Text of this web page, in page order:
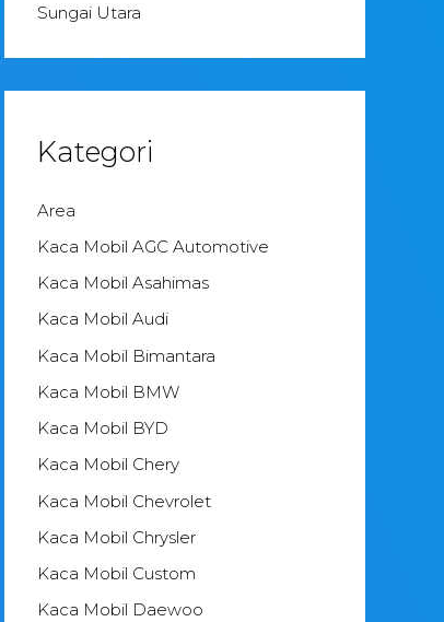
Sungai Utara
Kategori
Area
Kaca Mobil AGC Automotive
Kaca Mobil Asahimas
Kaca Mobil Audi
Kaca Mobil Bimantara
Kaca Mobil BMW
Kaca Mobil BYD
Kaca Mobil Chery
Kaca Mobil Chevrolet
Kaca Mobil Chrysler
Kaca Mobil Custom
Kaca Mobil Daewoo